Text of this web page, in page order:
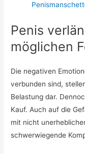
Penis
möglichen
Die negativen
verbunden sind,
Belastung dar.
Kauf. Auch auf die
mit nicht
schwerwiegende